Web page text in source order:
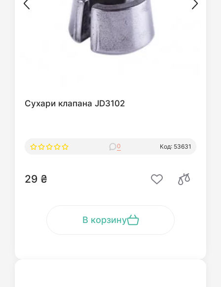
Сухари клапана JD3102
0 Код: 53631
29 ₴
В корзину